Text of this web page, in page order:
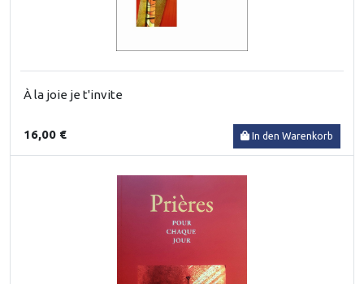
À la joie je t'invite
16,00 € In den Warenkorb